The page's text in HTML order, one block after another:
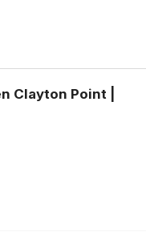
Clayton Point |